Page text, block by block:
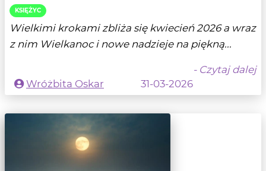
KSIĘŻYC
Wielkimi krokami zbliża się kwiecień 2026 a wraz
z nim Wielkanoc i nowe nadzieje na piękną...
- Czytaj dalej
Wróżbita Oskar
31-03-2026